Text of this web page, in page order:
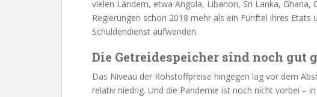
vielen Ländern, etwa Angola, Libanon, Sri Lanka,
Regierungen schon 2018 mehr als ein Fünftel ihres
Schuldendienst aufwenden.
Die Getreidespeicher sind noch gut
Das Niveau der Rohstoffpreise hingegen lag vor dem
relativ niedrig. Und die Pandemie ist noch nicht vorbei –